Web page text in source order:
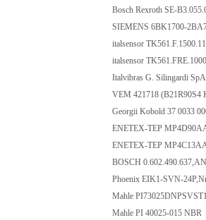
Bosch Rexroth SE-
SIEMENS 6BK1700-
italsensor
italsensor
Italvibras G. Silingardi
VEM 421718
Georgii Kobold 37 0033
ENETEX-TEP
ENETEX-TEP
BOSCH
Phoenix EIK1-SVN-
Mahle
Mahle PI 40025-015 NBR